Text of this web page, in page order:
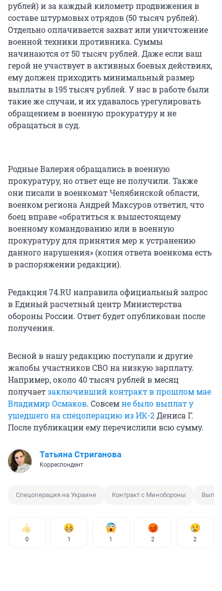
рублей) и за каждый километр продвижения в
составе штурмовых отрядов (50 тысяч рублей).
Отдельно оплачивается захват или уничтожение
военной техники противника. Суммы
начинаются от 50 тысяч рублей. Даже если ваш
герой не участвует в активных боевых действиях,
ему должен приходить минимальный размер
выплаты в 195 тысяч рублей. У нас в работе были
такие же случаи, и их удавалось урегулировать
обращением в военную прокуратуру и не
обращаться в суд.
Родные Валерия обращались в военную
прокуратуру, но ответ еще не получили. Также
они писали в военкомат Челябинской области,
военком региона Андрей Максуров ответил, что
боец вправе «обратиться к вышестоящему
военному командованию или в военную
прокуратуру для принятия мер к устранению
данного нарушения» (копия ответа военкома есть
в распоряжении редакции).
Редакция 74.RU направила официальный запрос
в Единый расчетный центр Министерства
обороны России. Ответ будет опубликован после
получения.
Весной в нашу редакцию поступали и другие
жалобы участников СВО на низкую зарплату.
Например, около 40 тысяч рублей в месяц
получаетзаключивший контракт в прошлом мае
Владимир Осмаков. Совсемне было выплат у
ушедшего на спецоперацию из ИК-2Дениса Г.
После публикации ему перечислили всю сумму.
Татьяна Стриганова
Корреспондент
Спецоперация на Украине Контракт с Минобороны
0 1 1 2 2